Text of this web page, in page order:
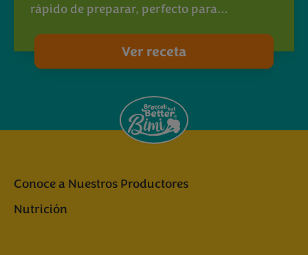
rápido de preparar, perfecto para…
Ver receta
Conoce a Nuestros Productores
Nutrición